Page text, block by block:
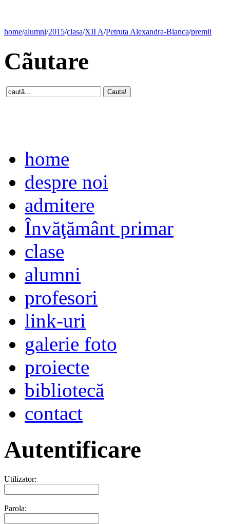
home/alumni/2015/clasa/XII A/Petruta Alexandra-Bianca/premii
Cãutare
home
despre noi
admitere
Învăţământ primar
clase
alumni
profesori
link-uri
galerie foto
proiecte
bibliotecă
contact
Autentificare
Utilizator:
Parola: